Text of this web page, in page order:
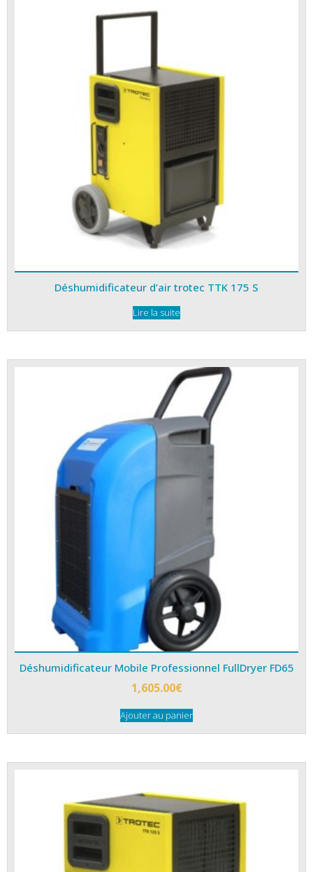
Déshumidificateur d’air trotec TTK 175 S
Lire la suite
Déshumidificateur Mobile Professionnel FullDryer FD65
1,605.00€
Ajouter au panier